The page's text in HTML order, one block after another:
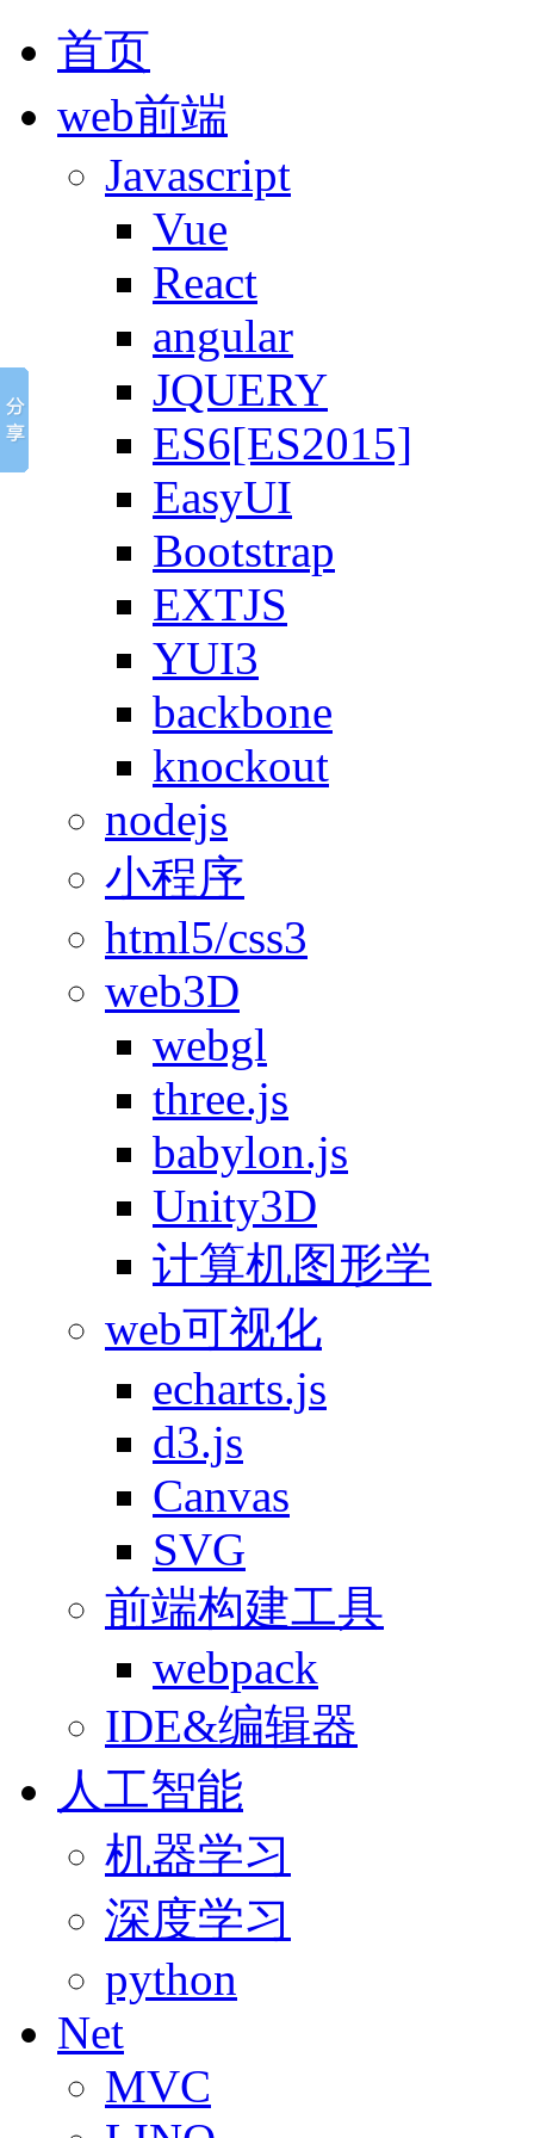
首页
web前端
Javascript
Vue
React
angular
JQUERY
ES6[ES2015]
EasyUI
Bootstrap
EXTJS
YUI3
backbone
knockout
nodejs
小程序
html5/css3
web3D
webgl
three.js
babylon.js
Unity3D
计算机图形学
web可视化
echarts.js
d3.js
Canvas
SVG
前端构建工具
webpack
IDE&编辑器
人工智能
机器学习
深度学习
python
Net
MVC